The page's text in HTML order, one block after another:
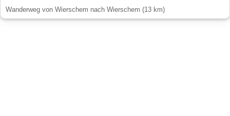
Wanderweg von Wierschem nach Wierschem (13 km)